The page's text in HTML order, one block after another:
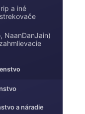
a iné
NaanDanJain)
a náradie